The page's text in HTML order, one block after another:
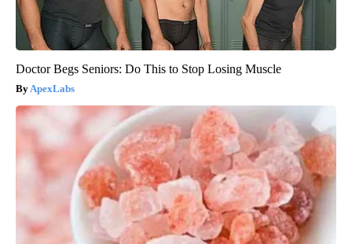
Doctor Begs Seniors: Do This to Stop Losing Muscle
ApexLabs